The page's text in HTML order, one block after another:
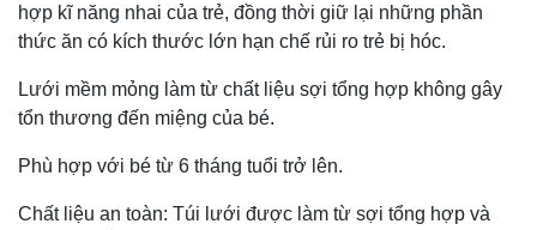
hợp kĩ năng nhai của trẻ, đồng thời giữ lại những phần
thức ăn có kích thước lớn hạn chế rủi ro trẻ bị hóc.
Lưới mềm mỏng làm từ chất liệu sợi tổng hợp không gây
tổn thương đến miệng của bé.
Phù hợp với bé từ 6 tháng tuổi trở lên.
Chất liệu an toàn: Túi lưới được làm từ sợi tổng hợp và